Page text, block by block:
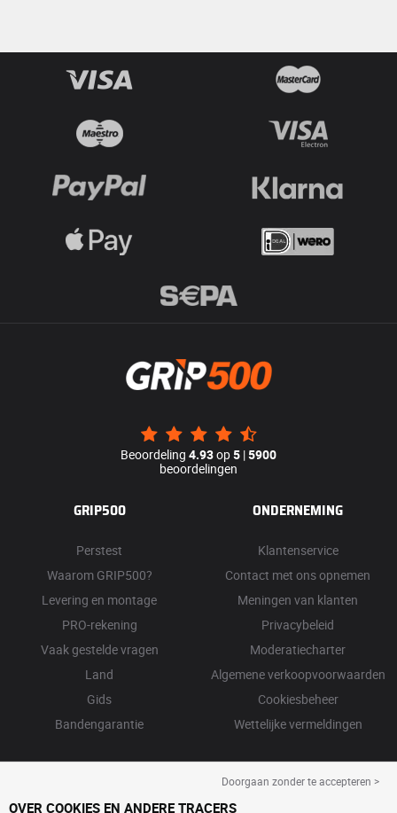
Beoordeling 4.93op5 |5900
beoordelingen
GRIP500
Perstest
Waarom GRIP500?
Levering en montage
PRO-rekening
Vaak gestelde vragen
Land
Gids
Bandengarantie
ONDERNEMING
Klantenservice
Contact met ons opnemen
Meningen van klanten
Privacybeleid
Moderatiecharter
Algemene verkoopvoorwaarden
Cookiesbeheer
Wettelijke vermeldingen
Doorgaan zonder te accepteren >
OVER COOKIES EN ANDERE TRACERS